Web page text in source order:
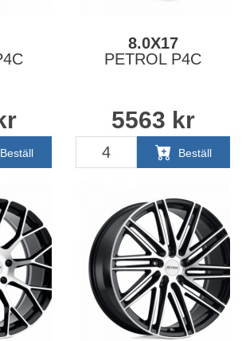
Beställ
8.0X17
PETROL P4C
5563 kr
Beställ